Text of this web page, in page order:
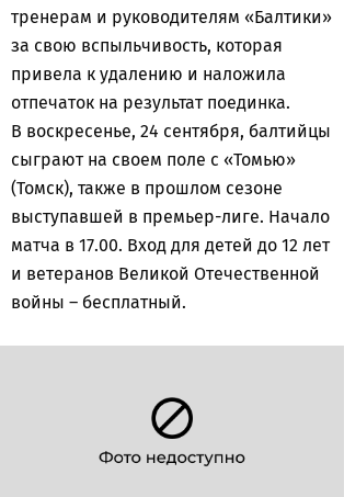
тренерам и руководителям «Балтики»
за свою вспыльчивость, которая
привела к удалению и наложила
отпечаток на результат поединка.
В воскресенье, 24 сентября, балтийцы
сыграют на своем поле с «Томью»
(Томск), также в прошлом сезоне
выступавшей в премьер-лиге. Начало
матча в 17.00. Вход для детей до 12 лет
и ветеранов Великой Отечественной
войны – бесплатный.